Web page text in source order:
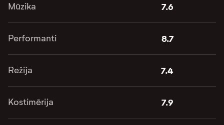
Mūzika 7.6
Performanti 8.7
Režija 7.4
Kostimērija 7.9